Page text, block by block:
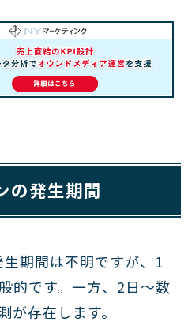
の発生期間
期間は不明ですが、1
的です。一方、2日〜数
が存在します。